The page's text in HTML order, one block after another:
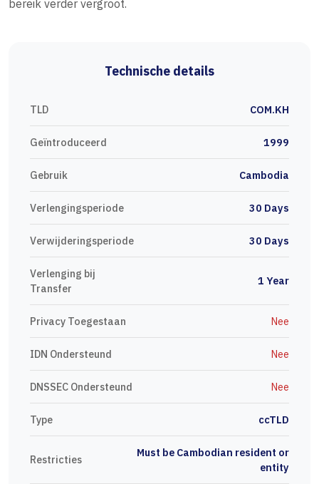
bereik verder vergroot.
Technische details
TLD COM.KH
Geïntroduceerd 1999
Gebruik Cambodia
Verlengingsperiode 30 Days
Verwijderingsperiode 30 Days
Verlenging bij
Transfer
1 Year
Privacy Toegestaan Nee
IDN Ondersteund Nee
DNSSEC Ondersteund Nee
Type ccTLD
Restricties
Must be Cambodian resident or
entity